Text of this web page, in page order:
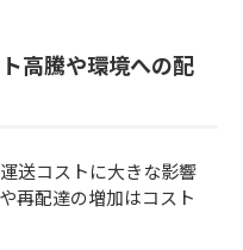
高騰や環境への配
送コストに大きな影響
再配達の増加はコスト